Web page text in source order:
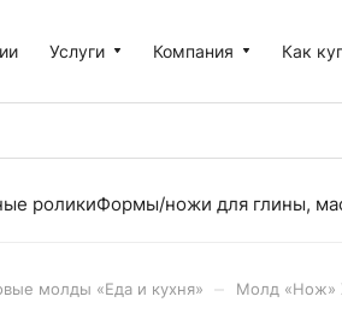
Услуги Компания Как
роликиФормы/ножи для глины,
молды «Еда и кухня» Молд «Нож»